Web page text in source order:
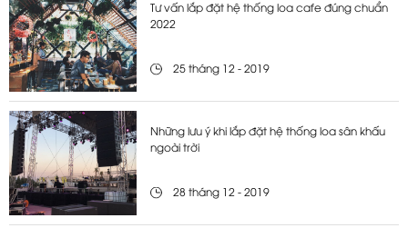
Tư vấn lắp đặt hệ thống loa cafe đúng chuẩn
2022
25 tháng 12 - 2019
Những lưu ý khi lắp đặt hệ thống loa sân khấu
ngoài trời
28 tháng 12 - 2019